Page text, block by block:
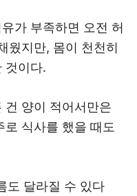
가 부족하면 오전 허
웠지만, 몸이 천천히
것이다.
건 양이 적어서만은
식사를 했을 때도
도 달라질 수 있다